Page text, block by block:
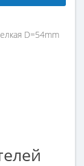
D=54mm